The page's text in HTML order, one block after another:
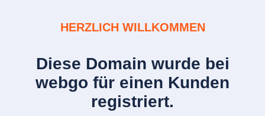
HERZLICH WILLKOMMEN
Diese Domain wurde bei
webgo für einen Kunden
registriert.